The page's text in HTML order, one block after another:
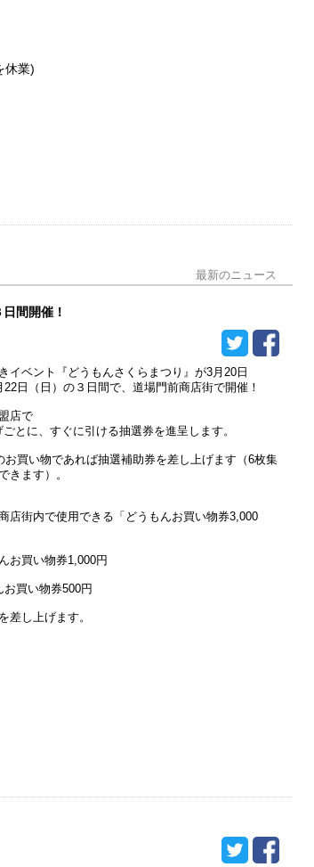
個室・座敷あり
休業)
最新のニュース
間開催！
イベント『どうもんさくらまつり』が3月20日
22日（日）の３日間で、道場門前商店街で開催！
店で
とに、すぐに引ける抽選券を進呈します。
お買い物であれば抽選補助券を差し上げます（6枚集
きます）。
店街内で使用できる「どうもんお買い物券3,000
お買い物券1,000円
買い物券500円
差し上げます。